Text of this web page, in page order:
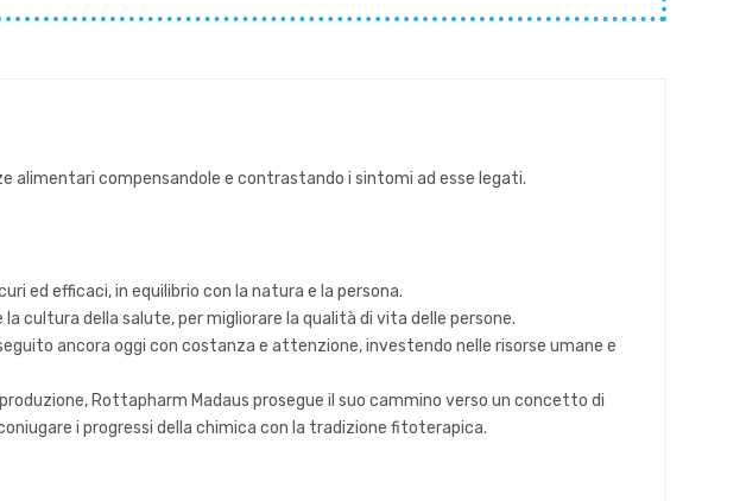
alimentari compensandole e contrastando i sintomi ad esse legati.
ed efficaci, in equilibrio con la natura e la persona.
cultura della salute, per migliorare la qualità di vita delle persone.
ancora oggi con costanza e attenzione, investendo nelle risorse umane e
Rottapharm Madaus prosegue il suo cammino verso un concetto di
i progressi della chimica con la tradizione fitoterapica.